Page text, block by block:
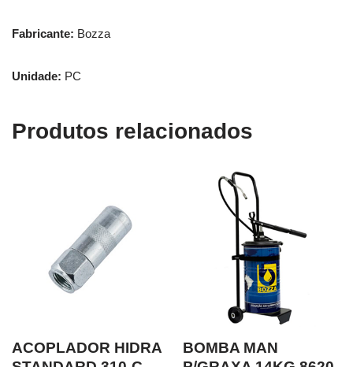
Fabricante: Bozza
Unidade: PC
Produtos relacionados
ACOPLADOR HIDRA
BOMBA MAN